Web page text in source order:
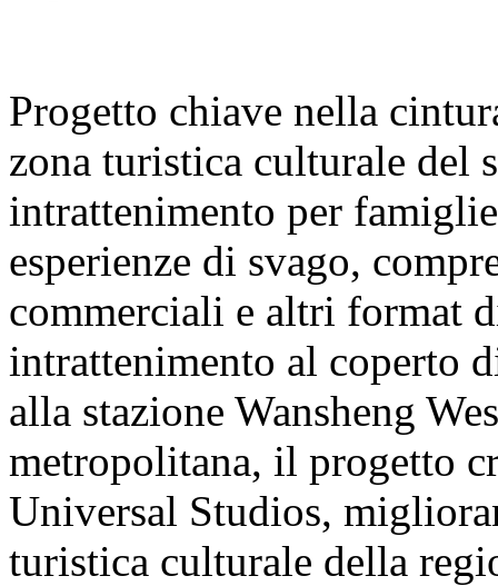
Progetto chiave nella
zona turistica culturale del
intrattenimento per
esperienze di svago,
commerciali e altri format
intrattenimento al coperto
alla stazione Wansheng
metropolitana, il progetto
Universal Studios,
turistica culturale della